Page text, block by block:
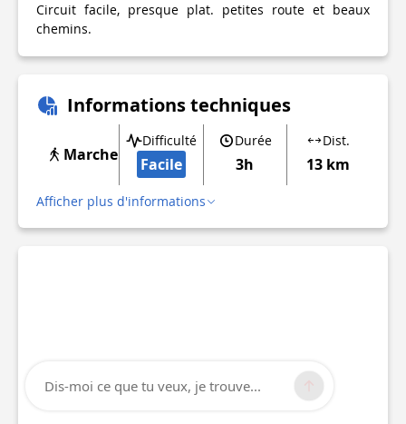
Circuit facile, presque plat. petites route et beaux
chemins.
Informations techniques
Marche
Difficulté
Facile
Durée
3h
Dist.
13 km
Afficher plus d'informations
Dis-moi ce que tu veux, je trouve...